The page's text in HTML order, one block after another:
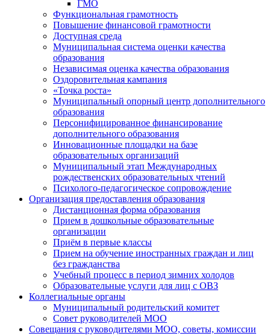
ГМО
Функциональная грамотность
Повышение финансовой грамотности
Доступная среда
Муниципальная система оценки качества
образования
Независимая оценка качества образования
Оздоровительная кампания
«Точка роста»
Муниципальный опорный центр дополнительного
образования
Персонифицированное финансирование
дополнительного образования
Инновационные площадки на базе
образовательных организаций
Муниципальный этап Международных
рождественских образовательных чтений
Психолого-педагогическое сопровождение
Организация предоставления образования
Дистанционная форма образования
Прием в дошкольные образовательные
организации
Приём в первые классы
Прием на обучение иностранных граждан и лиц
без гражданства
Учебный процесс в период зимних холодов
Образовательные услуги для лиц с ОВЗ
Коллегиальные органы
Муниципальный родительский комитет
Совет руководителей МОО
Совещания с руководителями МОО, советы, комиссии